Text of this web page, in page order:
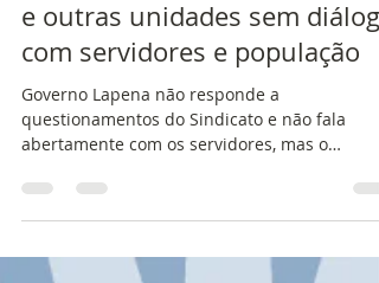
14 de out. de 2025 2 min de leitura
Araraquara vai fechar creches
e outras unidades sem diálogo
com servidores e população